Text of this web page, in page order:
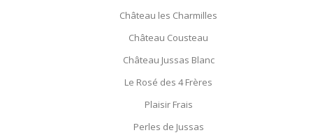
Château les Charmilles
Château Cousteau
Château Jussas Blanc
Le Rosé des 4 Frères
Plaisir Frais
Perles de Jussas